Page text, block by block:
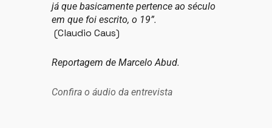
já que basicamente pertence ao século
em que foi escrito, o 19”.
(Claudio Caus)
Reportagem de Marcelo Abud.
Confira o áudio da entrevista